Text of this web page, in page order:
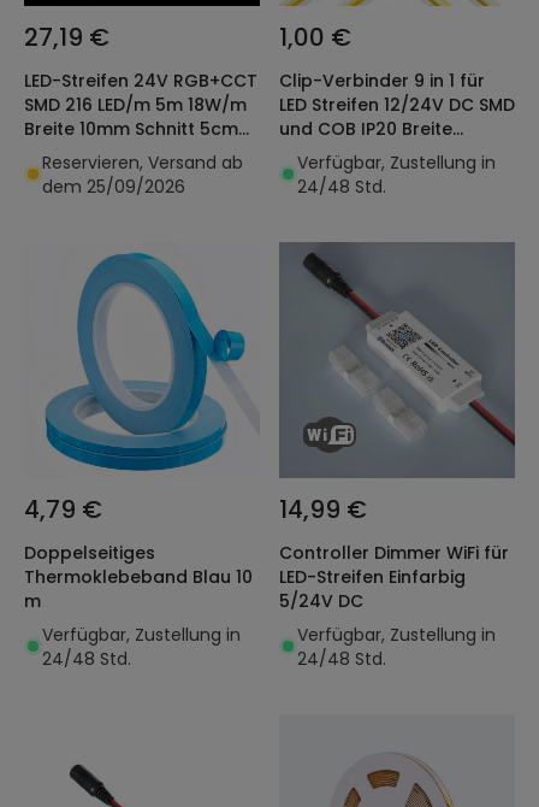
27,19 €
LED-Streifen 24V RGB+CCT
SMD 216 LED/m 5m 18W/m
Breite 10mm Schnitt 5cm
IP20Reservieren, Versand ab
dem 25/09/2026
1,00 €
Clip-Verbinder 9 in 1 für
LED Streifen 12/24V DC SMD
und COB IP20 Breite
5mm/8mm/10mm
Verfügbar, Zustellung in
24/48 Std.
4,79 €
Doppelseitiges
Thermoklebeband Blau 10
m
Verfügbar, Zustellung in
24/48 Std.
14,99 €
Controller Dimmer WiFi für
LED-Streifen Einfarbig
5/24V DC
Verfügbar, Zustellung in
24/48 Std.